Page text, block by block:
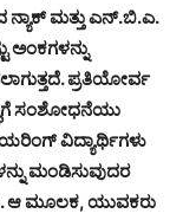
ಮತ್ತು ಎನ್.ಬಿ.ಎ.
ಅಂಕಗಳನ್ನು
ಪ್ರತಿಯೋರ್ವ
ಸಂಶೋಧನೆಯು
ವಿದ್ಯಾರ್ಥಿಗಳು
ಮಂಡಿಸುವುದರ
ಆ ಮೂಲಕ, ಯುವಕರು